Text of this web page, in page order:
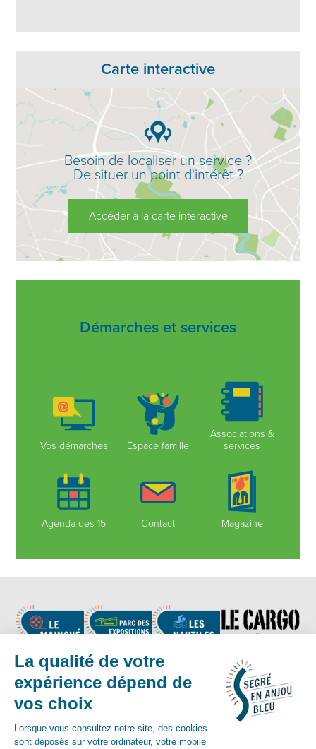
Carte interactive
Besoin de localiser un service ?
De situer un point d'intérêt ?
Accéder à la carte interactive
Démarches et services
Vos démarches Espace famille
Associations &
services
Agenda des 15 Contact Magazine
Contact :
02 41 92 17 83
-